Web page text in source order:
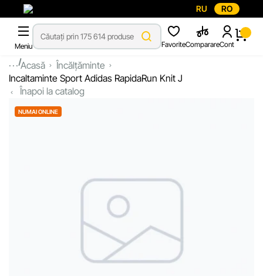
RU RO
Meniu FavoriteComparareCont
...Acasă
Încălțăminte
Incaltaminte Sport Adidas RapidaRun Knit J
Înapoi la catalog
NUMAI ONLINE